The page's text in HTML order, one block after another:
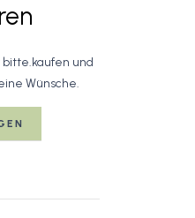
und
Wünsche.